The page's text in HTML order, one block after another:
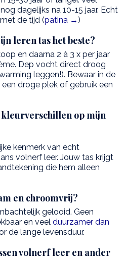
dagelijks na 10-15 jaar. Echt
de tijd (patina → )
leren tas het beste?
en daarna 2 à 3 x per jaar
Dep vocht direct droog
leggen!). Bewaar in de
droge plek of gebruik een
kleurverschillen op mijn
kenmerk van echt
volnerf leer. Jouw tas krijgt
die hem alleen
en chroomvrij?
gelooid. Geen
en veel duurzamer dan
de lange levensduur.
volnerf leer en ander